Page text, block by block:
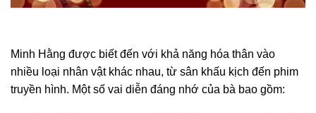
Minh Hằng được biết đến với khả năng hóa thân vào
nhiều loại nhân vật khác nhau, từ sân khấu kịch đến phim
truyền hình. Một số vai diễn đáng nhớ của bà bao gồm: